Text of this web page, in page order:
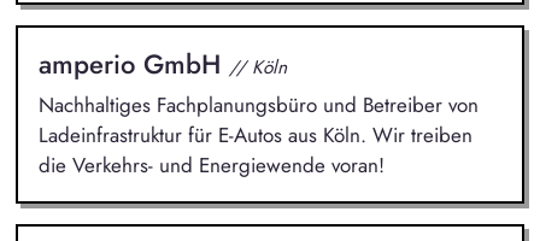
amperio GmbH // Köln
Nachhaltiges Fachplanungsbüro und Betreiber von
Ladeinfrastruktur für E-Autos aus Köln. Wir treiben
die Verkehrs- und Energiewende voran!